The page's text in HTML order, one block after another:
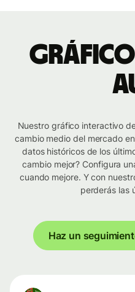
Gráfico
Nuestro gráfico interactivo
cambio medio del mercado
datos históricos de los
cambio mejor? Configura
cuando mejore. Y con
perderás las
Haz un